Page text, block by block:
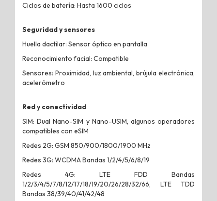
Ciclos de batería: Hasta 1600 ciclos
Seguridad y sensores
Huella dactilar: Sensor óptico en pantalla
Reconocimiento facial: Compatible
Sensores: Proximidad, luz ambiental, brújula electrónica,
acelerómetro
Red y conectividad
SIM: Dual Nano-SIM y Nano-USIM, algunos operadores
compatibles con eSIM
Redes 2G: GSM 850/900/1800/1900 MHz
Redes 3G: WCDMA Bandas 1/2/4/5/6/8/19
Redes 4G: LTE FDD Bandas
1/2/3/4/5/7/8/12/17/18/19/20/26/28/32/66, LTE TDD
Bandas 38/39/40/41/42/48